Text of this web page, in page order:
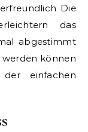
Die
das
abgestimmt
können
einfachen